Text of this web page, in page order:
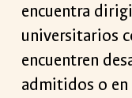
encuentra
universitarios
encuentren
admitidos o en